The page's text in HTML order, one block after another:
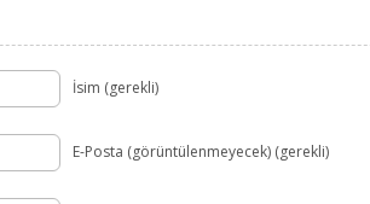
İsim (gerekli)
E-Posta (görüntülenmeyecek) (gerekli)